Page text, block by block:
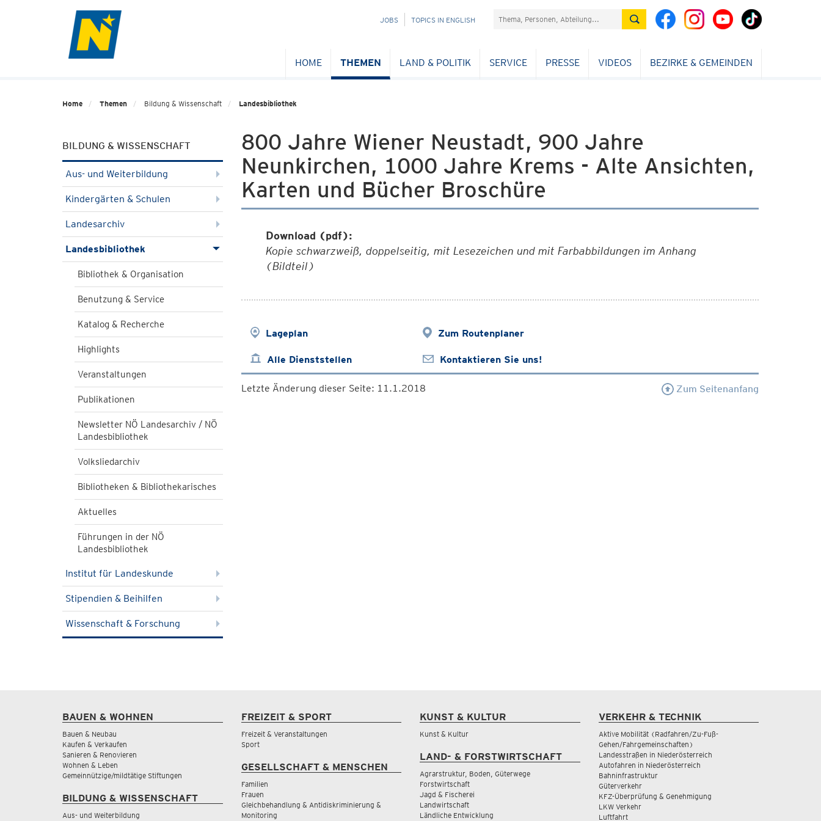
NAVIGATION
JOBS TOPICS IN ENGLISH Suchefeld
HOME THEMEN LAND & POLITIK SERVICE PRESSE VIDEOS BEZIRKE & GEMEINDEN
Home Themen Bildung & Wissenschaft Landesbibliothek
BILDUNG & WISSENSCHAFT
Aus- und Weiterbildung
Kindergärten & Schulen
Landesarchiv
Landesbibliothek
Bibliothek & Organisation
Benutzung & Service
Katalog & Recherche
Highlights
Veranstaltungen
Publikationen
Newsletter NÖ Landesarchiv / NÖ
Landesbibliothek
Volksliedarchiv
Bibliotheken & Bibliothekarisches
Aktuelles
Führungen in der NÖ
Landesbibliothek
Institut für Landeskunde
Stipendien & Beihilfen
Wissenschaft & Forschung
800 Jahre Wiener Neustadt, 900 Jahre
Neunkirchen, 1000 Jahre Krems - Alte Ansichten,
Karten und Bücher Broschüre
Download (pdf):
Kopie schwarzweiß, doppelseitig, mit Lesezeichen und mit Farbabbildungen im Anhang
(Bildteil)
Lageplan Zum Routenplaner
Alle Dienststellen Kontaktieren Sie uns!
Letzte Änderung dieser Seite: 11.1.2018 Zum Seitenanfang
BAUEN & WOHNEN
Bauen & Neubau
Kaufen & Verkaufen
Sanieren & Renovieren
Wohnen & Leben
Gemeinnützige/mildtätige Stiftungen
BILDUNG & WISSENSCHAFT
Aus- und Weiterbildung
FREIZEIT & SPORT
Freizeit & Veranstaltungen
Sport
GESELLSCHAFT & MENSCHEN
Familien
Frauen
Gleichbehandlung & Antidiskriminierung &
Monitoring
KUNST & KULTUR
Kunst & Kultur
LAND- & FORSTWIRTSCHAFT
Agrarstruktur, Boden, Güterwege
Forstwirtschaft
Jagd & Fischerei
Landwirtschaft
Ländliche Entwicklung
VERKEHR & TECHNIK
Aktive Mobilität (Radfahren/Zu-Fuß-
Gehen/Fahrgemeinschaften)
Landesstraßen in Niederösterreich
Autofahren in Niederösterreich
Bahninfrastruktur
Güterverkehr
KFZ-Überprüfung & Genehmigung
LKW Verkehr
Luftfahrt